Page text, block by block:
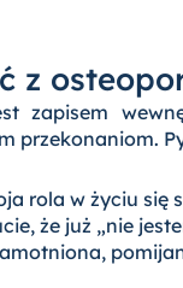
z
zapisem
przekonaniom.
rola w życiu się
że już „nie